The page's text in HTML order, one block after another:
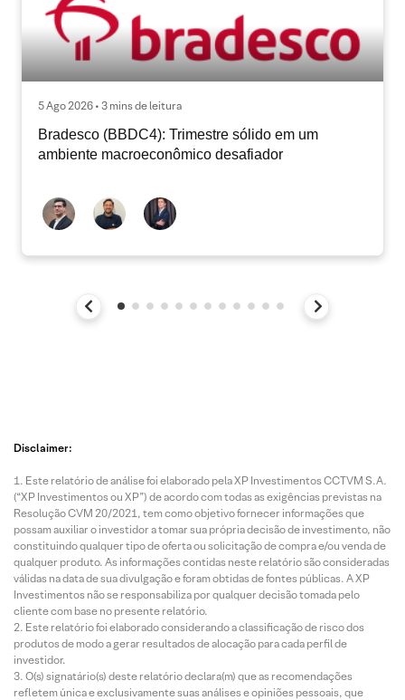
5 Ago 2026 • 3 mins de leitura
Bradesco (BBDC4): Trimestre sólido em um
ambiente macroeconômico desafiador
Disclaimer:
Este relatório de análise foi elaborado pela XP Investimentos CCTVM S.A.
(“XP Investimentos ou XP”) de acordo com todas as exigências previstas na
Resolução CVM 20/2021, tem como objetivo fornecer informações que
possam auxiliar o investidor a tomar sua própria decisão de investimento, não
constituindo qualquer tipo de oferta ou solicitação de compra e/ou venda de
qualquer produto. As informações contidas neste relatório são consideradas
válidas na data de sua divulgação e foram obtidas de fontes públicas. A XP
Investimentos não se responsabiliza por qualquer decisão tomada pelo
cliente com base no presente relatório.
Este relatório foi elaborado considerando a classificação de risco dos
produtos de modo a gerar resultados de alocação para cada perfil de
investidor.
O(s) signatário(s) deste relatório declara(m) que as recomendações
refletem única e exclusivamente suas análises e opiniões pessoais, que